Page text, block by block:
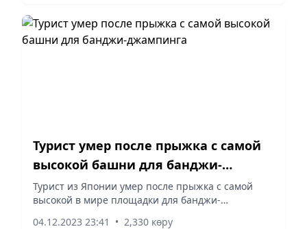
Турист умер после прыжка с самой
высокой башни для банджи-
джампинга
Турист из Японии умер после прыжка с самой
высокой в мире площадки для банджи-
04.12.2023 23:41 • 2,330 көру